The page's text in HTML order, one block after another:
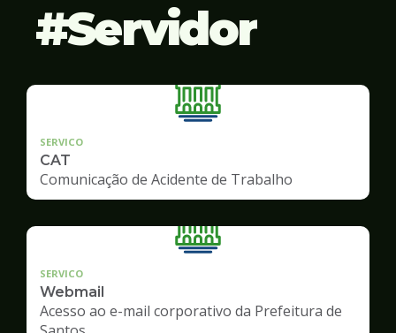
Servidor
SERVICO
CAT
Comunicação de Acidente de Trabalho
SERVICO
Webmail
Acesso ao e-mail corporativo da Prefeitura de